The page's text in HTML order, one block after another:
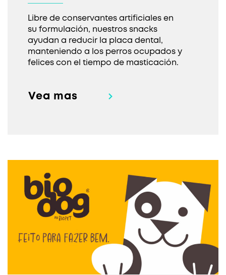
Libre de conservantes artificiales en
su formulación, nuestros snacks
ayudan a reducir la placa dental,
manteniendo a los perros ocupados y
felices con el tiempo de masticación.
Vea mas